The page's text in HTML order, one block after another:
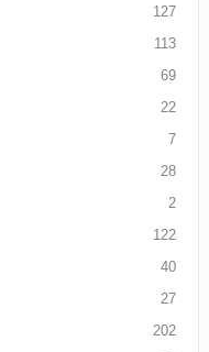
127
113
69
22
7
28
2
122
40
27
202